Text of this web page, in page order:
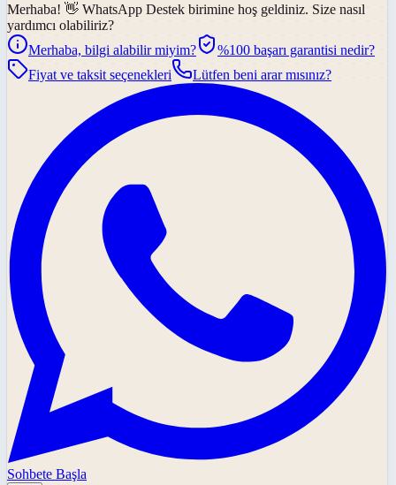
Merhaba! 👋 WhatsApp Destek birimine hoş geldiniz. Size nasıl
yardımcı olabiliriz?
Merhaba, bilgi alabilir miyim?
%100 başarı garantisi nedir?
Fiyat ve taksit seçenekleri
Lütfen beni arar mısınız?
Sohbete Başla